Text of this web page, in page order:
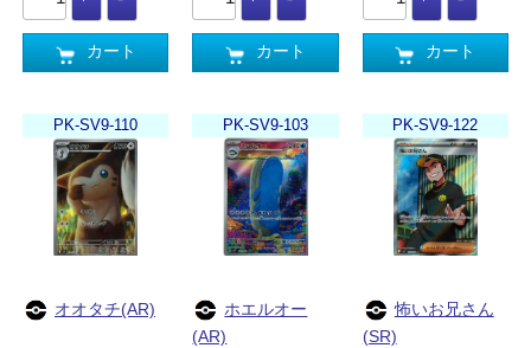
カート カート カート
PK-SV9-110
オオタチ(AR)
PK-SV9-103
ホエルオー
(AR)
PK-SV9-122
怖いお兄さん
(SR)